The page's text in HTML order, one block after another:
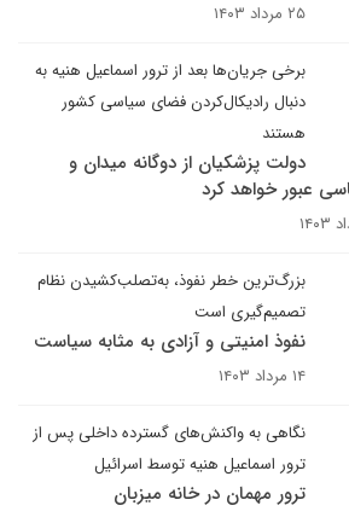
۲۵ مرداد ۱۴۰۳
برخی جریان‌ها بعد از ترور اسماعیل هنیه به
دنبال رادیکال‌کردن فضای سیاسی کشور
هستند
دولت ‌پزشکیان از دوگانه میدان و
عبور خواهد کرد
بزرگ‌ترین خطر نفوذ، به‌تصلب‌کشیدن نظام
تصمیم‌گیری است
نفوذ امنیتی و آزادی به مثابه سیاست
۱۴ مرداد ۱۴۰۳
نگاهی به واکنش‌های گسترده داخلی پس از
ترور اسماعیل هنیه توسط اسرائیل
ترور مهمان در خانه میزبان